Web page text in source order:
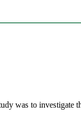
was to investigate